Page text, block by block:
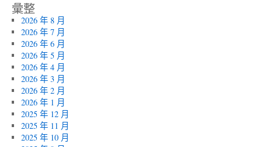
彙整
2026 年 8 月
2026 年 7 月
2026 年 6 月
2026 年 5 月
2026 年 4 月
2026 年 3 月
2026 年 2 月
2026 年 1 月
2025 年 12 月
2025 年 11 月
2025 年 10 月